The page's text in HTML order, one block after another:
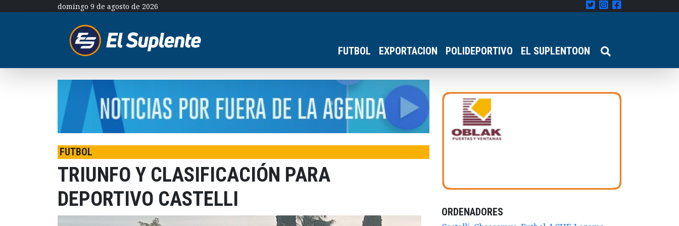
domingo 9 de agosto de 2026
FUTBOL EXPORTACION POLIDEPORTIVO EL SUPLENTOON
FUTBOL
TRIUNFO Y CLASIFICACIÓN PARA
DEPORTIVO CASTELLI
ORDENADORES